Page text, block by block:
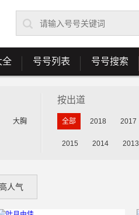
全 号号列表 号号搜索
大胸
按出道
全部 2018 2017
2015 2014 2013
人气